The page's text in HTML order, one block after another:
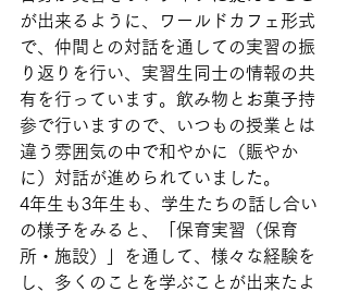
が出来るように、ワールドカフェ形式
で、仲間との対話を通しての実習の振
り返りを行い、実習生同士の情報の共
有を行っています。飲み物とお菓子持
参で行いますので、いつもの授業とは
違う雰囲気の中で和やかに（賑やか
に）対話が進められていました。
4年生も3年生も、学生たちの話し合い
の様子をみると、「保育実習（保育
所・施設）」を通して、様々な経験を
し、多くのことを学ぶことが出来たよ